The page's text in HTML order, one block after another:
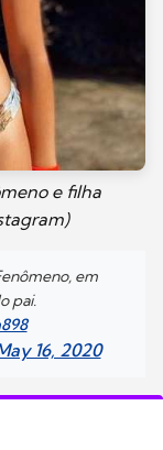
e filha
em
pai.
16, 2020